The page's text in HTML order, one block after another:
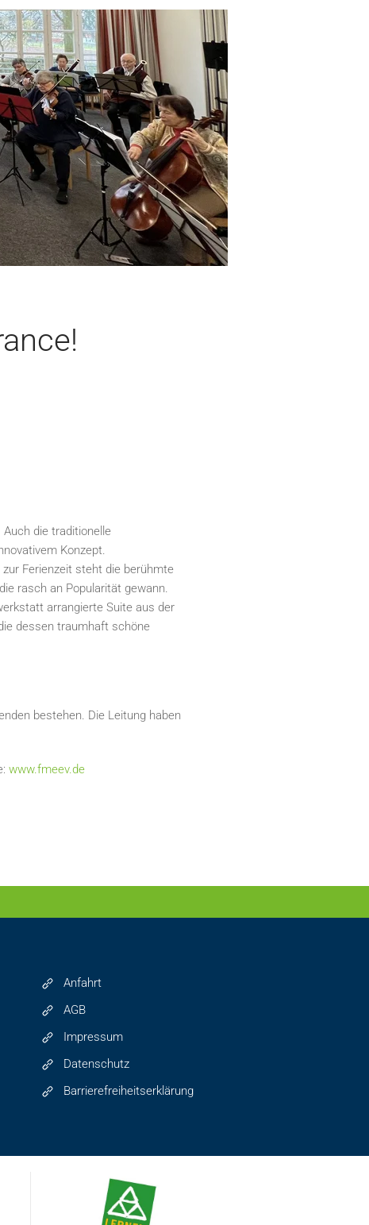
die traditionelle
Konzept.
Ferienzeit steht die berühmte
rasch an Popularität gewann.
arrangierte Suite aus der
dessen traumhaft schöne
bestehen. Die Leitung haben
www.fmeev.de
Anfahrt
AGB
Impressum
Datenschutz
Barrierefreiheitserklärung